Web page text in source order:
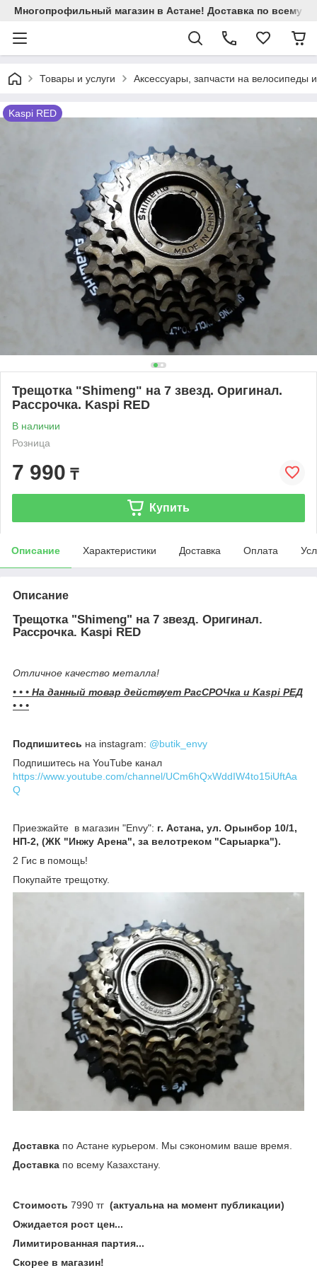
Многопрофильный магазин в Астане! Доставка по всему
Товары и услуги Аксессуары, запчасти на велосипеды
Kaspi RED
Трещотка "Shimeng" на 7 звезд. Оригинал.
Рассрочка. Kaspi RED
В наличии
Розница
7 990 ₸
Купить
Описание Характеристики Доставка Оплата
Описание
Трещотка "Shimeng" на 7 звезд. Оригинал.
Рассрочка. Kaspi RED
Отличное качество металла!
• • • На данный товар действует РасСРОЧка и Kaspi РЕД
• • •
Подпишитесь на instagram: @butik_envy
Подпишитесь на YouTube канал
https://www.youtube.com/channel/UCm6hQxWddIW4to15iUftAa
Q
Приезжайте в магазин "Envy": г. Астана, ул. Орынбор 10/1,
НП-2, (ЖК "Инжу Арена", за велотреком "Сарыарка").
2 Гис в помощь!
Покупайте трещотку.
Доставка по Астане курьером. Мы сэкономим ваше время.
Доставка по всему Казахстану.
Стоимость 7990 тг (актуальна на момент публикации)
Ожидается рост цен...
Лимитированная партия...
Скорее в магазин!